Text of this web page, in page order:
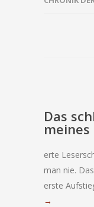
Das
meines
erte
man nie.
erste
→